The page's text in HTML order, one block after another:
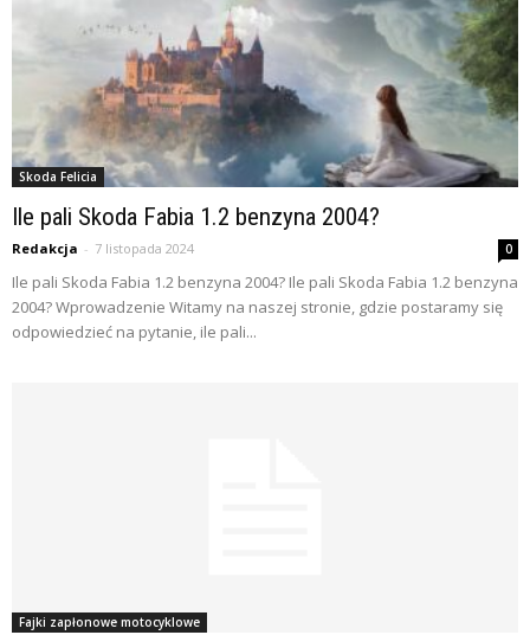
Skoda Felicia
Ile pali Skoda Fabia 1.2 benzyna 2004?
Redakcja - 7 listopada 2024 0
Ile pali Skoda Fabia 1.2 benzyna 2004? Ile pali Skoda Fabia 1.2 benzyna
2004? Wprowadzenie Witamy na naszej stronie, gdzie postaramy się
odpowiedzieć na pytanie, ile pali...
Fajki zapłonowe motocyklowe